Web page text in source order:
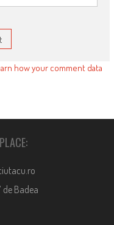
how your comment data
de Badea